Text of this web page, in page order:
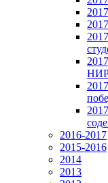
2016-2017
2015-2016
2014
2013